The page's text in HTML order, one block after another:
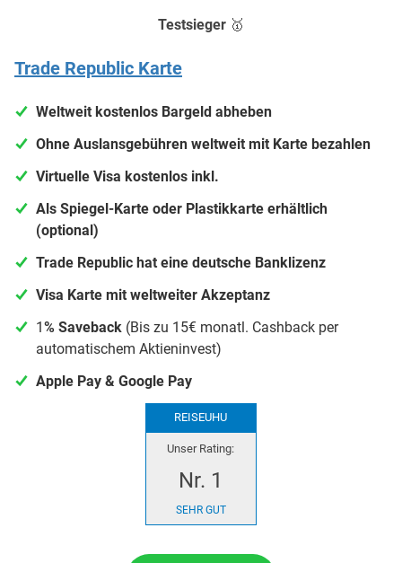
Testsieger 🥇
Trade Republic Karte
Weltweit kostenlos Bargeld abheben
Ohne Auslansgebühren weltweit mit Karte bezahlen
Virtuelle Visa kostenlos inkl.
Als Spiegel-Karte oder Plastikkarte erhältlich
(optional)
Trade Republic hat eine deutsche Banklizenz
Visa Karte mit weltweiter Akzeptanz
1 % Saveback (Bis zu 15€ monatl. Cashback per
automatischem Aktieninvest)
Apple Pay & Google Pay
REISEUHU
Unser Rating:
Nr. 1
SEHR GUT